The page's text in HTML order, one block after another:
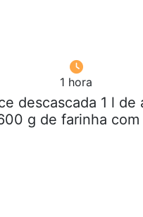
1 hora
descascada 1 l de
g de farinha com